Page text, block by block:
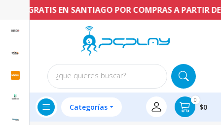
GRATIS EN SANTIAGO POR COMPRAS A PARTIR DE
¿que quieres buscar?
Categorías
0
$0